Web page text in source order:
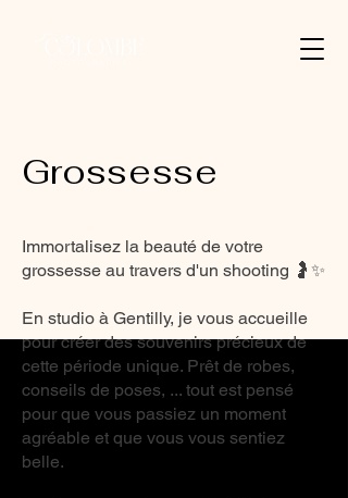
Grossesse
Immortalisez la beauté de votre
grossesse au travers d'un shooting 🤰✨
En studio à Gentilly, je vous accueille
pour créer des souvenirs précieux de
cette période unique. Prêt de robes,
conseils de poses, ... tout est pensé
pour que vous passiez un moment
agréable et que vous vous sentiez
belle.